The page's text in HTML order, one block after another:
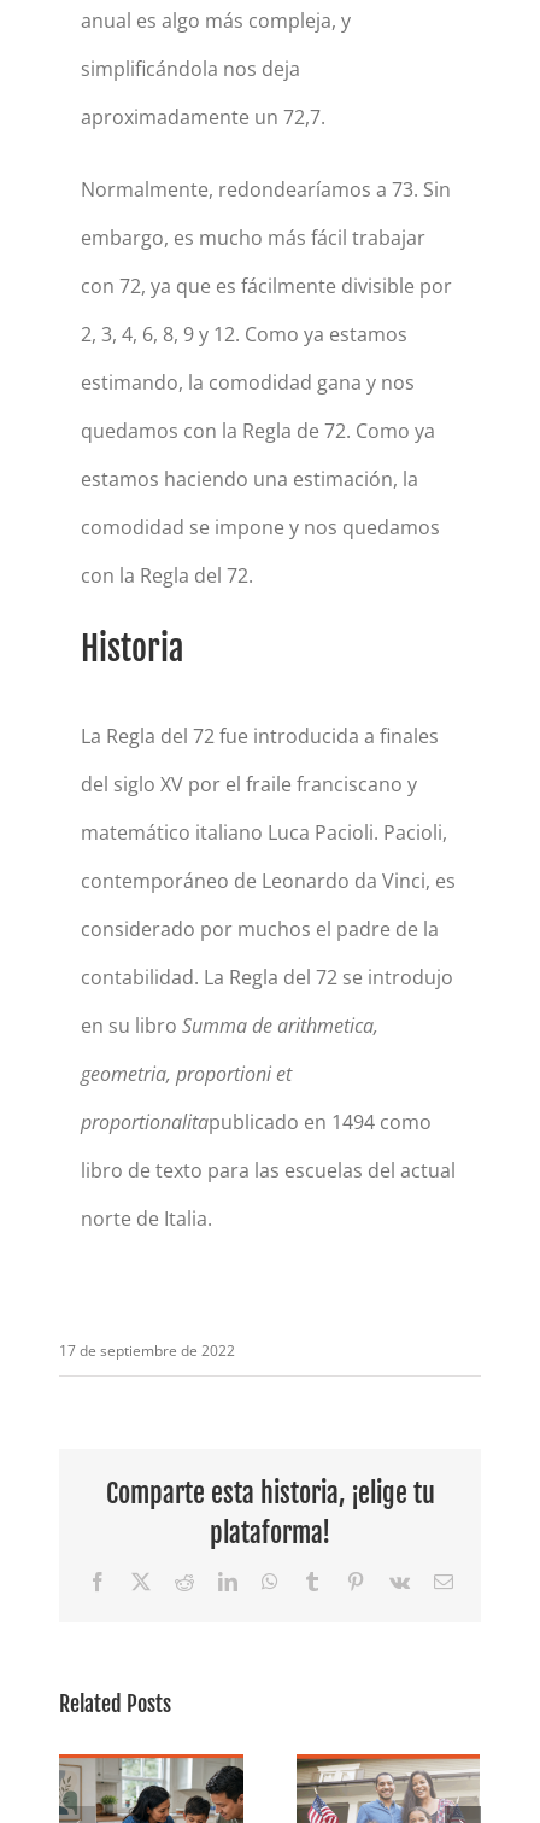
anual es algo más compleja, y
simplificándola nos deja
aproximadamente un 72,7.
Normalmente, redondearíamos a 73. Sin
embargo, es mucho más fácil trabajar
con 72, ya que es fácilmente divisible por
2, 3, 4, 6, 8, 9 y 12. Como ya estamos
estimando, la comodidad gana y nos
quedamos con la Regla de 72. Como ya
estamos haciendo una estimación, la
comodidad se impone y nos quedamos
con la Regla del 72.
Historia
La Regla del 72 fue introducida a finales
del siglo XV por el fraile franciscano y
matemático italiano Luca Pacioli. Pacioli,
contemporáneo de Leonardo da Vinci, es
considerado por muchos el padre de la
contabilidad. La Regla del 72 se introdujo
en su libro Summa de arithmetica,
geometria, proportioni et
proportionalitapublicado en 1494 como
libro de texto para las escuelas del actual
norte de Italia.
17 de septiembre de 2022
Comparte esta historia, ¡elige tu
plataforma!
Facebook RedditLinkedInWhatsApp
Tumblr Pinterest
Vk Email
Related PostsMes de la
Libertad
Financiera: 5
todos: Por
qué es